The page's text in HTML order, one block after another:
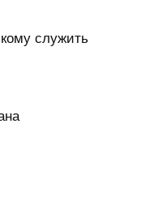
служить